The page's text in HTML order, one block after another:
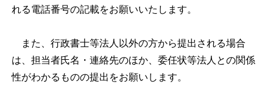
れる電話番号の記載をお願いいたします。
また、行政書士等法人以外の方から提出される場合
は、担当者氏名・連絡先のほか、委任状等法人との関係
性がわかるものの提出をお願いします。